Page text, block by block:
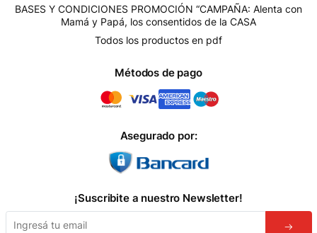
BASES Y CONDICIONES PROMOCIÓN “CAMPAÑA: Alenta con
Mamá y Papá, los consentidos de la CASA
Todos los productos en pdf
Métodos de pago
Asegurado por:
¡Suscribite a nuestro Newsletter!